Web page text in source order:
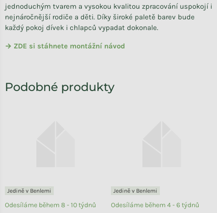
jednoduchým tvarem a vysokou kvalitou zpracování uspokojí i
nejnáročnější rodiče a děti. Díky široké paletě barev bude
každý pokoj dívek i chlapců vypadat dokonale.
→ ZDE si stáhnete montážní návod
Jedině v Benlemi
Odesíláme během 8 - 10 týdnů
Jedině v Benlemi
Odesíláme během 4 - 6 týdnů